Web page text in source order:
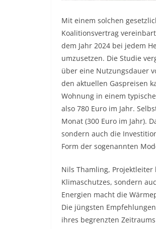
Mit einem solchen
Koalitionsvertrag
dem Jahr 2024 bei jedem
umzusetzen. Die Studie
über eine Nutzungsdauer
den aktuellen Gaspreisen
Wohnung in einem
also 780 Euro im Jahr.
Monat (300 Euro im Jahr).
sondern auch die
Form der sogenannten
Nils Thamling, Projektleiter
Klimaschutzes, sondern
Energien macht die
Die jüngsten
ihres begrenzten